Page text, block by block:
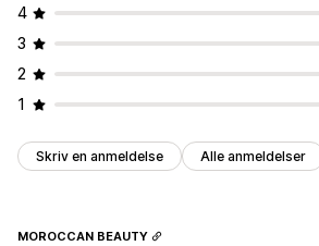
4
3
2
1
Skriv en anmeldelse Alle anmeldelser
MOROCCAN BEAUTY